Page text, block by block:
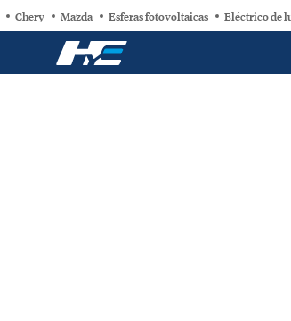
Chery Mazda Esferas fotovoltaicas Eléctrico de